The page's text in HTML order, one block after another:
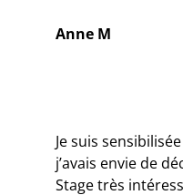
Anne M
Je suis
j’avais envie de
Stage très